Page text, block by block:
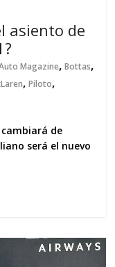
asiento de
Magazine,Bottas,
,Piloto,
de
será el nuevo